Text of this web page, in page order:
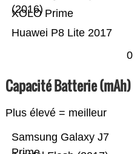
Huawei P8 Lite 2017
XOLO Prime
(2016)
0
Capacité Batterie (mAh)
Plus élevé = meilleur
Samsung Galaxy J7